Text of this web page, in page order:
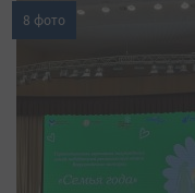
8 фото